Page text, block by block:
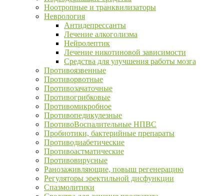
Ноотропные и транквилизаторы
Неврология
Антидепрессанты
Лечение алкоголизма
Нейролептик
Лечение никотиновой зависимости
Средства для улучшения работы мозга
Противоязвенные
Противорвотные
Противозачаточные
Противогрибковые
Противомикробное
Противопедикулезные
ПротивоВоспалительные НПВС
Пробиотики, бактерийные препараты
Противодиабетические
Противоастматические
Противовирусные
Ранозаживляющие, повыш регенерацию
Регуляторы эректильной дисфункции
Спазмолитики